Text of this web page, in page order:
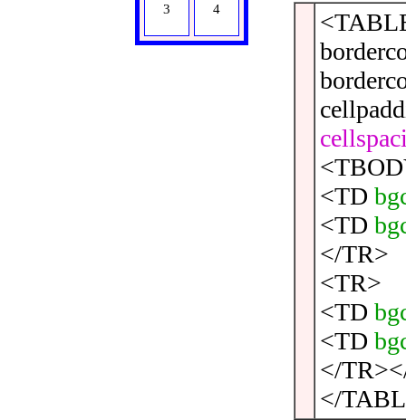
3 4
<TD
<TD
</TR>
<TR>
<TD
<TD
</
</